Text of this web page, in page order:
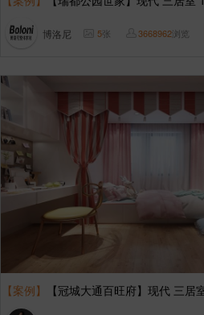
博洛尼 5张 3668962浏览
【案例】 【冠城大通百旺府】现代 三居